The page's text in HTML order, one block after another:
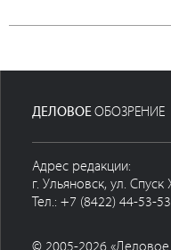
ДЕЛОВОЕ ОБОЗРЕНИЕ
Адрес редакции:
г. Ульяновск, ул.
Тел.: +7 (8422) 44-53-53
© 2005-2026